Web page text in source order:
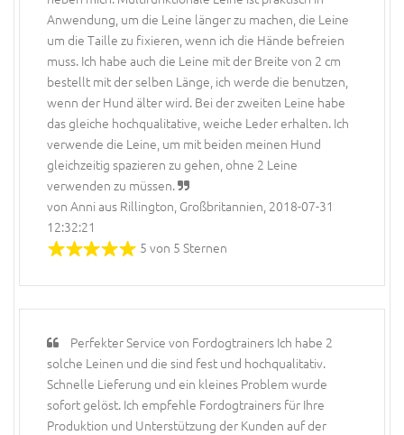
Anwendung, um die Leine länger zu machen, die Leine
um die Taille zu fixieren, wenn ich die Hände befreien
muss. Ich habe auch die Leine mit der Breite von 2 cm
bestellt mit der selben Länge, ich werde die benutzen,
wenn der Hund älter wird. Bei der zweiten Leine habe
das gleiche hochqualitative, weiche Leder erhalten. Ich
verwende die Leine, um mit beiden meinen Hund
gleichzeitig spazieren zu gehen, ohne 2 Leine
verwenden zu müssen.
von Anni aus Rillington, Großbritannien, 2018-07-31
12:32:21
5 von 5 Sternen
Perfekter Service von Fordogtrainers Ich habe 2
solche Leinen und die sind fest und hochqualitativ.
Schnelle Lieferung und ein kleines Problem wurde
sofort gelöst. Ich empfehle Fordogtrainers für Ihre
Produktion und Unterstützung der Kunden auf der